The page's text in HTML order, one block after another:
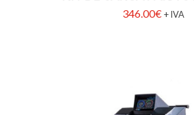
346.00€ + IVA